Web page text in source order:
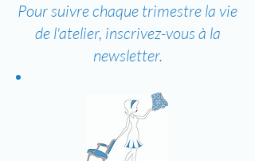
Pour suivre chaque trimestre la vie
de l'atelier, inscrivez-vous à la
newsletter.